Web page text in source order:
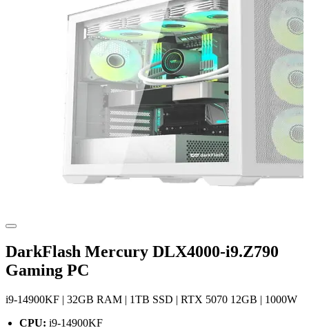
DarkFlash Mercury DLX4000-i9.Z790
Gaming PC
i9-14900KF | 32GB RAM | 1TB SSD | RTX 5070 12GB | 1000W
CPU: i9-14900KF